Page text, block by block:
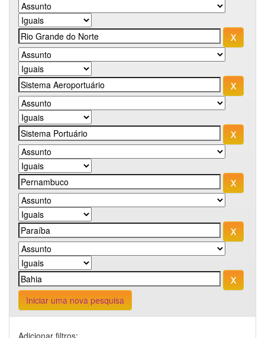
Iniciar uma nova pesquisa
Adicionar filtros: